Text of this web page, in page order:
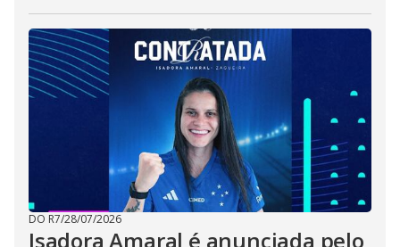
DO R7/28/07/2026
Isadora Amaral é anunciada pelo